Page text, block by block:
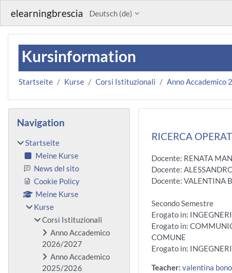
elearningbrescia Deutsch ‎(de)‎
Kursinformation
Startseite Kurse Corsi Istituzionali Anno Accademico
RICERCA
Docente: RENATA
Docente:
Docente: VALENTINA
Secondo Semestre
Erogato in:
Erogato in:
COMUNE
Erogato in:
Teacher: valentina
Blöcke
Navigation
Startseite
Meine Kurse
News del sito
Cookie Policy
Meine Kurse
Kurse
Corsi Istituzionali
Anno Accademico
2026/2027
Anno Accademico
2025/2026